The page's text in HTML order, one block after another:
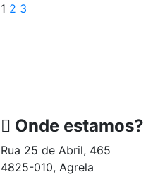
1 2 3
Onde estamos?
Rua 25 de Abril, 465
4825-010, Agrela